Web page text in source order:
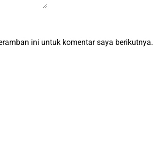
ini untuk komentar saya berikutnya.